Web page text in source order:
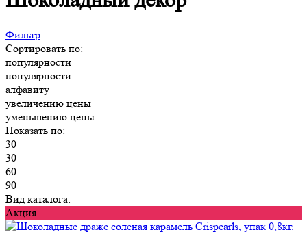
Фильтр
Сортировать по:
популярности
популярности
алфавиту
увеличению цены
уменьшению цены
Показать по:
30
30
60
90
Вид каталога:
Акция